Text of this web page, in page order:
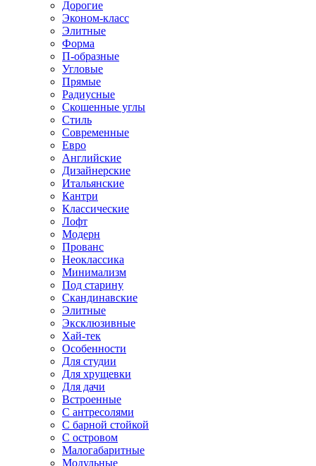
Дорогие
Эконом-класс
Элитные
Форма
П-образные
Угловые
Прямые
Радиусные
Скошенные углы
Стиль
Современные
Евро
Английские
Дизайнерские
Итальянские
Кантри
Классические
Лофт
Модерн
Прованс
Неоклассика
Минимализм
Под старину
Скандинавские
Элитные
Эксклюзивные
Хай-тек
Особенности
Для студии
Для хрущевки
Для дачи
Встроенные
С антресолями
С барной стойкой
С островом
Малогабаритные
Модульные